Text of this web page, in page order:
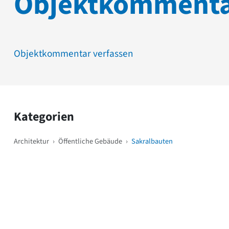
Objektkommentar verfassen
Kategorien
Architektur › Öffentliche Gebäude › Sakralbauten